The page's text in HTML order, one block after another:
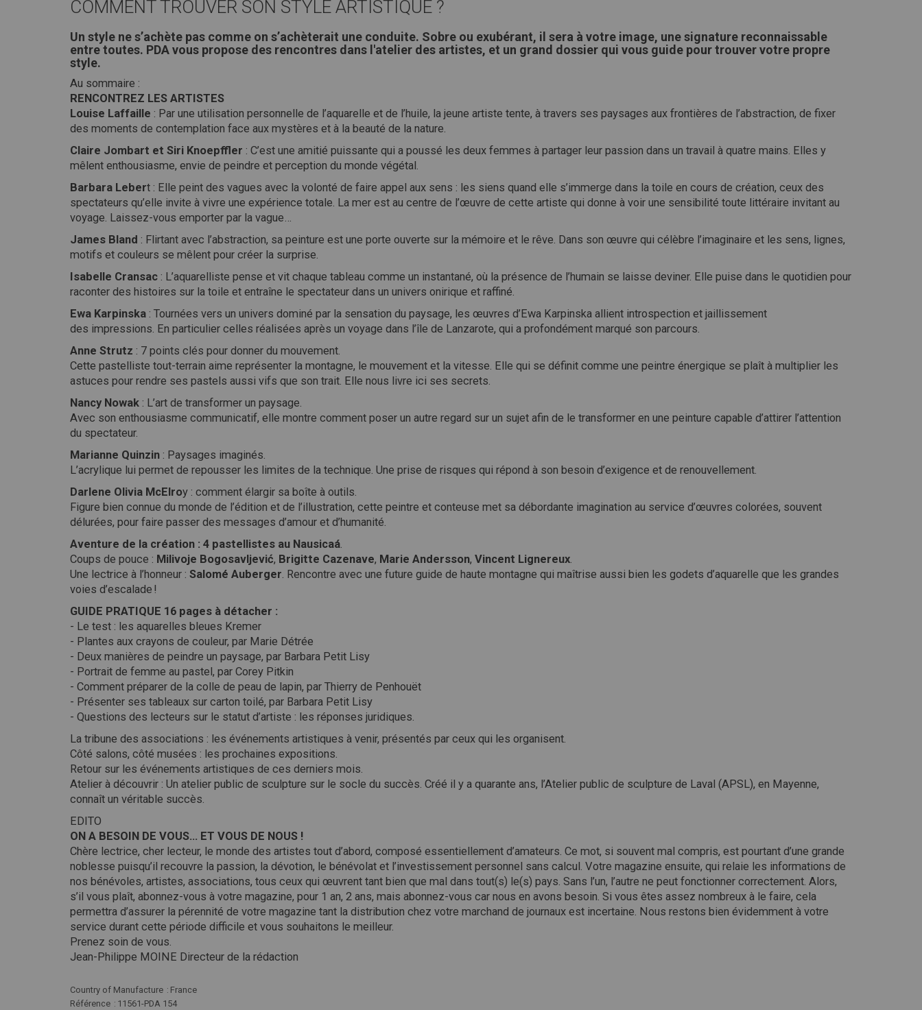
COMMENT TROUVER SON STYLE ARTISTIQUE ?
Un style ne s’achète pas comme on s’achèterait une conduite. Sobre ou exubérant, il sera à votre image, une signature reconnaissable
entre toutes. PDA vous propose des rencontres dans l'atelier des artistes, et un grand dossier qui vous guide pour trouver votre propre
style.
Au sommaire :
RENCONTREZ LES ARTISTES
Louise Laffaille : Par une utilisation personnelle de l’aquarelle et de l’huile, la jeune artiste tente, à travers ses paysages aux frontières de l’abstraction, de fixer
des moments de contemplation face aux mystères et à la beauté de la nature.
Claire Jombart et Siri Knoepffler : C’est une amitié puissante qui a poussé les deux femmes à partager leur passion dans un travail à quatre mains. Elles y
mêlent enthousiasme, envie de peindre et perception du monde végétal.
Barbara Lebert : Elle peint des vagues avec la volonté de faire appel aux sens : les siens quand elle s’immerge dans la toile en cours de création, ceux des
spectateurs qu’elle invite à vivre une expérience totale. La mer est au centre de l’œuvre de cette artiste qui donne à voir une sensibilité toute littéraire invitant au
voyage. Laissez-vous emporter par la vague…
James Bland : Flirtant avec l’abstraction, sa peinture est une porte ouverte sur la mémoire et le rêve. Dans son œuvre qui célèbre l’imaginaire et les sens, lignes,
motifs et couleurs se mêlent pour créer la surprise.
Isabelle Cransac : L’aquarelliste pense et vit chaque tableau comme un instantané, où la présence de l’humain se laisse deviner. Elle puise dans le quotidien pour
raconter des histoires sur la toile et entraîne le spectateur dans un univers onirique et raffiné.
Ewa Karpinska : Tournées vers un univers dominé par la sensation du paysage, les œuvres d’Ewa Karpinska allient introspection et jaillissement
des impressions. En particulier celles réalisées après un voyage dans l’île de Lanzarote, qui a profondément marqué son parcours.
Anne Strutz : 7 points clés pour donner du mouvement.
Cette pastelliste tout-terrain aime représenter la montagne, le mouvement et la vitesse. Elle qui se définit comme une peintre énergique se plaît à multiplier les
astuces pour rendre ses pastels aussi vifs que son trait. Elle nous livre ici ses secrets.
Nancy Nowak : L’art de transformer un paysage.
Avec son enthousiasme communicatif, elle montre comment poser un autre regard sur un sujet afin de le transformer en une peinture capable d’attirer l’attention
du spectateur.
Marianne Quinzin : Paysages imaginés.
L’acrylique lui permet de repousser les limites de la technique. Une prise de risques qui répond à son besoin d’exigence et de renouvellement.
Darlene Olivia McElroy : comment élargir sa boîte à outils.
Figure bien connue du monde de l’édition et de l’illustration, cette peintre et conteuse met sa débordante imagination au service d’œuvres colorées, souvent
délurées, pour faire passer des messages d’amour et d’humanité.
Aventure de la création : 4 pastellistes au Nausicaá.
Coups de pouce : Milivoje Bogosavljević, Brigitte Cazenave, Marie Andersson, Vincent Lignereux.
Une lectrice à l’honneur : Salomé Auberger. Rencontre avec une future guide de haute montagne qui maîtrise aussi bien les godets d’aquarelle que les grandes
voies d’escalade !
GUIDE PRATIQUE 16 pages à détacher :
- Le test : les aquarelles bleues Kremer
- Plantes aux crayons de couleur, par Marie Détrée
- Deux manières de peindre un paysage, par Barbara Petit Lisy
- Portrait de femme au pastel, par Corey Pitkin
- Comment préparer de la colle de peau de lapin, par Thierry de Penhouët
- Présenter ses tableaux sur carton toilé, par Barbara Petit Lisy
- Questions des lecteurs sur le statut d’artiste : les réponses juridiques.
La tribune des associations : les événements artistiques à venir, présentés par ceux qui les organisent.
Côté salons, côté musées : les prochaines expositions.
Retour sur les événements artistiques de ces derniers mois.
Atelier à découvrir : Un atelier public de sculpture sur le socle du succès. Créé il y a quarante ans, l’Atelier public de sculpture de Laval (APSL), en Mayenne,
connaît un véritable succès.
EDITO
ON A BESOIN DE VOUS… ET VOUS DE NOUS !
Chère lectrice, cher lecteur, le monde des artistes tout d’abord, composé essentiellement d’amateurs. Ce mot, si souvent mal compris, est pourtant d’une grande
noblesse puisqu’il recouvre la passion, la dévotion, le bénévolat et l’investissement personnel sans calcul. Votre magazine ensuite, qui relaie les informations de
nos bénévoles, artistes, associations, tous ceux qui œuvrent tant bien que mal dans tout(s) le(s) pays. Sans l’un, l’autre ne peut fonctionner correctement. Alors,
s’il vous plaît, abonnez-vous à votre magazine, pour 1 an, 2 ans, mais abonnez-vous car nous en avons besoin. Si vous êtes assez nombreux à le faire, cela
permettra d’assurer la pérennité de votre magazine tant la distribution chez votre marchand de journaux est incertaine. Nous restons bien évidemment à votre
service durant cette période difficile et vous souhaitons le meilleur.
Prenez soin de vous.
Jean-Philippe MOINE Directeur de la rédaction
Plus
d'infos
Country of Manufacture
France
Référence
11561-PDA 154